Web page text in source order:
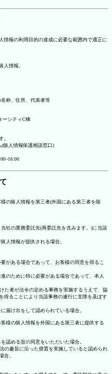
情報の利用目的の達成に必要な範囲内で適正に
人情報。
称、住所、代表者等
ーシティC棟
。
個人情報保護相談窓口)
の個人情報を第三者(外国にある第三者を除
社の業務委託先(再委託先を含みます。)に当該
人情報が提供される場合。
がある場合であって、お客様の同意を得るこ
のために特に必要がある場合であって、本人
た者が法令の定める事務を実施するうえで、協
得ることにより当該事務の遂行に支障を及ぼす
届け出をして認められている場合。
様の個人情報を外国にある第三者に提供する
認める旨の同意をいただいた場合。
の趣旨に沿った措置を実施していると認められ
合。